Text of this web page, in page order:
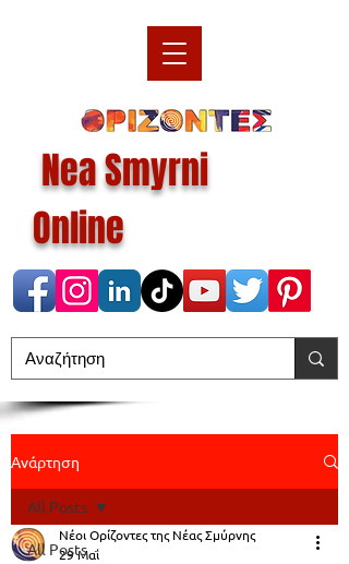
Nea Smyrni
Online
Ανάρτηση
All Posts
All Posts
Νέοι Ορίζοντες της Νέας Σμύρνης
29 Μαΐ